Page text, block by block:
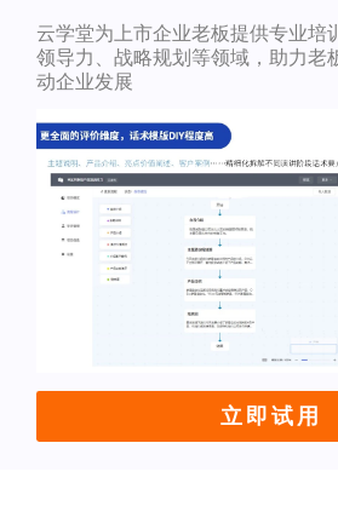
云学堂为上市企业老板提供专业培
领导力、战略规划等领域，助力老
动企业发展
立即试用